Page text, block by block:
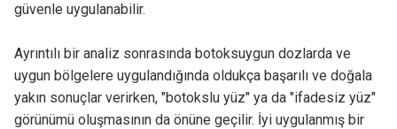
güvenle uygulanabilir.
Ayrıntılı bir analiz sonrasında botoksuygun dozlarda ve
uygun bölgelere uygulandığında oldukça başarılı ve doğala
yakın sonuçlar verirken, "botokslu yüz" ya da "ifadesiz yüz"
görünümü oluşmasının da önüne geçilir. İyi uygulanmış bir